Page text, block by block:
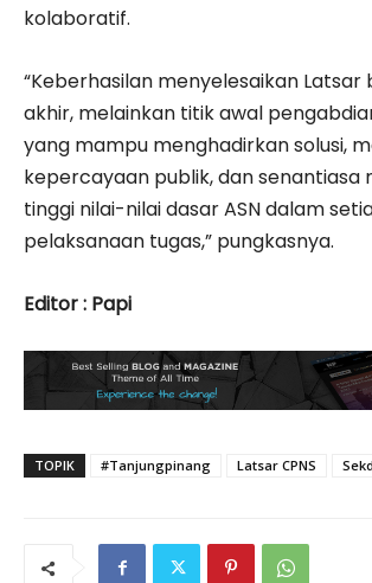
kolaboratif.
“Keberhasilan menyelesaikan Latsar
akhir, melainkan titik awal
yang mampu menghadirkan solusi,
kepercayaan publik, dan senantiasa
tinggi nilai-nilai dasar ASN dalam
pelaksanaan tugas,” pungkasnya.
Editor : Papi
TOPIK #Tanjungpinang Latsar CPNS